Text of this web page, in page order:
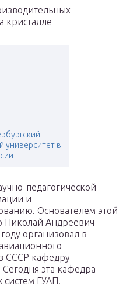
кристалле
университет в
педагогической
и
Основателем этой
Николай Андреевич
организовал в
СССР кафедру
Сегодня эта кафедра —
ГУАП.